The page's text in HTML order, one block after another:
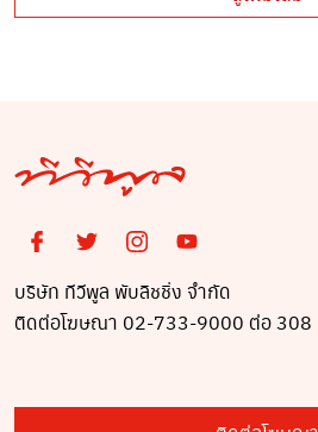
บริษัท ทีวีพูล พับลิชชิ่ง จำกัด
ติดต่อโฆษณา 02-733-9000 ต่อ 308